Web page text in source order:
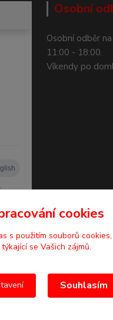
Osobní
Osobní odběr
11:00 - 18:00.
Víkendy po
cookies
s použitím souborů
týkající se Vašich zájmů.
Souhlasím